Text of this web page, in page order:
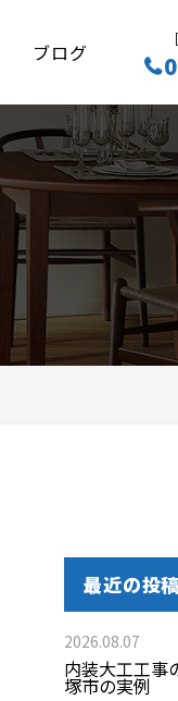
ブログ
最近の投稿
2026.08.07
内装大工工事
塚市の実例